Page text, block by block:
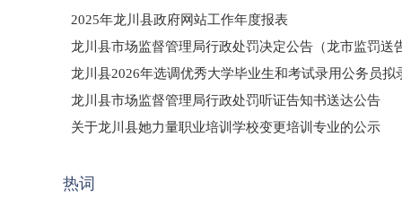
2025年龙川县政府网站工作年度报表
龙川县市场监督管理局行政处罚决定公告（龙市监罚送
龙川县2026年选调优秀大学毕业生和考试录用公务员拟
龙川县市场监督管理局行政处罚听证告知书送达公告
（龙市监罚送告〔2026〕71号）
关于龙川县她力量职业培训学校变更培训专业的公示
热词